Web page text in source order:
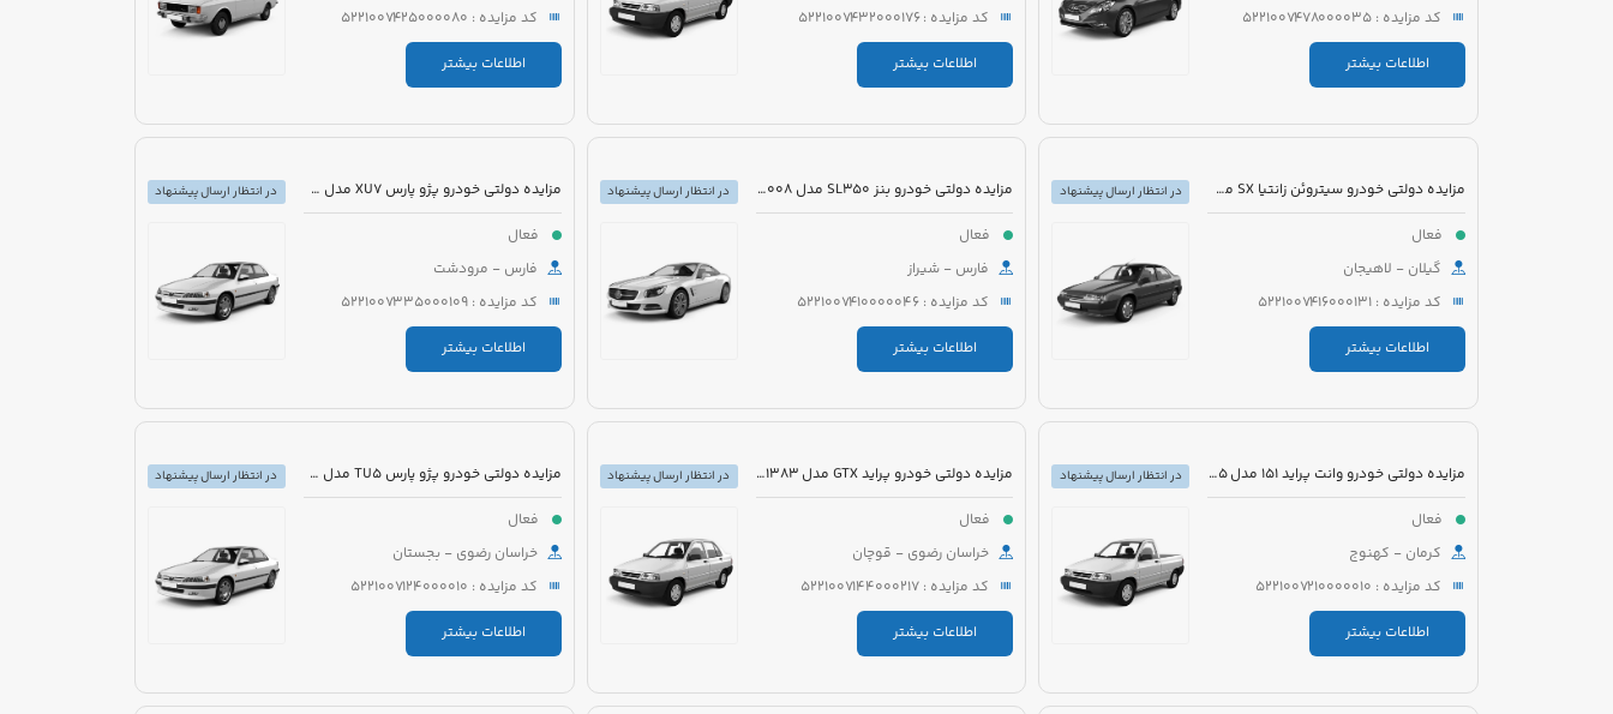
کد مزایده : 5221007478000035
اطلاعات بیشتر
کد مزایده : 5221007432000176
اطلاعات بیشتر
کد مزایده : 5221007425000080
اطلاعات بیشتر
مزایده دولتی خودرو سیتروئن زانتیا SX مدل 1389 رنگ نقره ای
فعال
گیلان - لاهیجان
کد مزایده : 5221007416000131
اطلاعات بیشتر
در انتظار ارسال پیشنهاد
مزایده دولتی خودرو بنز SL350 مدل 2008 رنگ مشکی روغنی
فعال
فارس - شیراز
کد مزایده : 5221007410000046
اطلاعات بیشتر
در انتظار ارسال پیشنهاد
مزایده دولتی خودرو پژو پارس XU7 مدل 1394 رنگ سفید روغنی
فعال
فارس - مرودشت
کد مزایده : 5221007335000109
اطلاعات بیشتر
در انتظار ارسال پیشنهاد
مزایده دولتی خودرو وانت پراید 151 مدل 1395 رنگ سفید
فعال
کرمان - کهنوج
کد مزایده : 5221007210000010
اطلاعات بیشتر
در انتظار ارسال پیشنهاد
مزایده دولتی خودرو پراید GTX مدل 1383 رنگ سفید
فعال
خراسان رضوی - قوچان
کد مزایده : 5221007144000217
اطلاعات بیشتر
در انتظار ارسال پیشنهاد
مزایده دولتی خودرو پژو پارس TU5 مدل 1399 رنگ سفید
فعال
خراسان رضوی - بجستان
کد مزایده : 5221007124000010
اطلاعات بیشتر
در انتظار ارسال پیشنهاد